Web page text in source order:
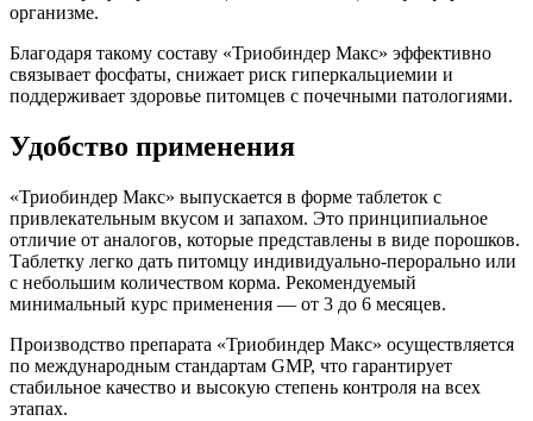
организме.
Благодаря такому составу «Триобиндер Макс» эффективно
связывает фосфаты, снижает риск гиперкальциемии и
поддерживает здоровье питомцев с почечными патологиями.
Удобство применения
«Триобиндер Макс» выпускается в форме таблеток с
привлекательным вкусом и запахом. Это принципиальное
отличие от аналогов, которые представлены в виде порошков.
Таблетку легко дать питомцу индивидуально-перорально или
с небольшим количеством корма. Рекомендуемый
минимальный курс применения — от 3 до 6 месяцев.
Производство препарата «Триобиндер Макс» осуществляется
по международным стандартам GMP, что гарантирует
стабильное качество и высокую степень контроля на всех
этапах.